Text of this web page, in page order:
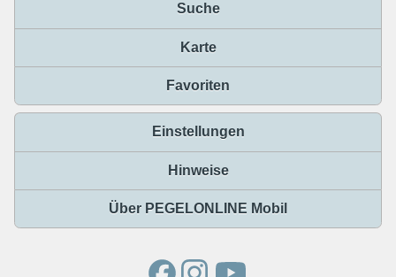
Suche
Karte
Favoriten
Einstellungen
Hinweise
Über PEGELONLINE Mobil